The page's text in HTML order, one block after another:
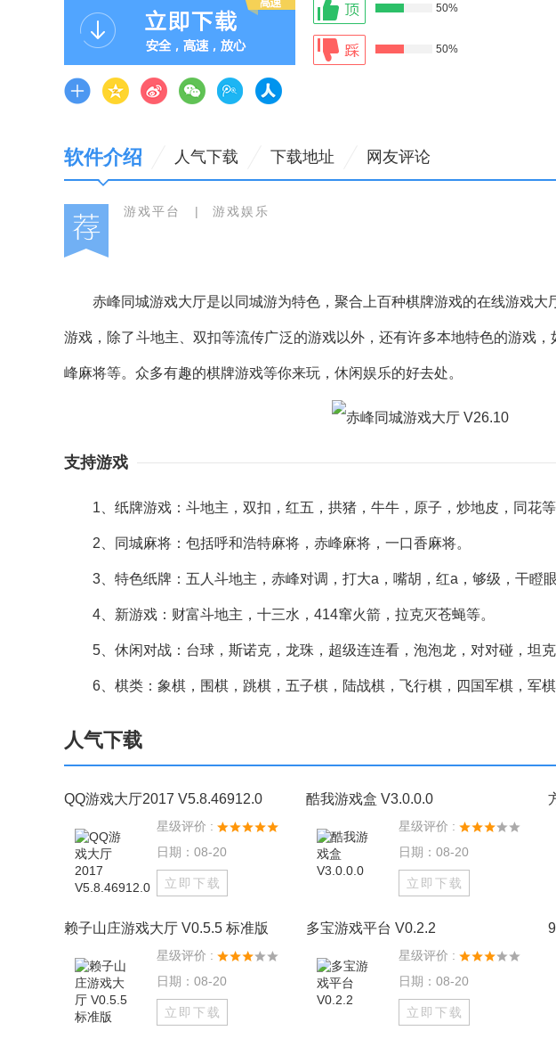
50%
50%
软件介绍 人气下载 下载地址 网友评论
游戏平台 | 游戏娱乐
赤峰同城游戏大厅是以同城游为特色，聚合上百种棋牌游戏的在线游戏大
游戏，除了斗地主、双扣等流传广泛的游戏以外，还有许多本地特色的游戏
峰麻将等。众多有趣的棋牌游戏等你来玩，休闲娱乐的好去处。
支持游戏
1、纸牌游戏：斗地主，双扣，红五，拱猪，牛牛，原子，炒地皮，同花等
2、同城麻将：包括呼和浩特麻将，赤峰麻将，一口香麻将。
3、特色纸牌：五人斗地主，赤峰对调，打大a，嘴胡，红a，够级，干瞪眼
4、新游戏：财富斗地主，十三水，414窜火箭，拉克灭苍蝇等。
5、休闲对战：台球，斯诺克，龙珠，超级连连看，泡泡龙，对对碰，坦克
6、棋类：象棋，围棋，跳棋，五子棋，陆战棋，飞行棋，四国军棋，军棋
人气下载
QQ游戏大厅2017 V5.8.46912.0
星级评价 :
日期：08-20
立即下载
酷我游戏盒 V3.0.0.0
星级评价 :
日期：08-20
立即下载
赖子山庄游戏大厅 V0.5.5 标准版
星级评价 :
日期：08-20
立即下载
多宝游戏平台 V0.2.2
星级评价 :
日期：08-20
立即下载